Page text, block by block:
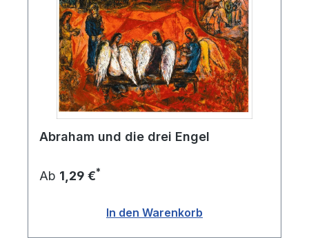
Abraham und die drei Engel
Ab 1,29 €*
In den Warenkorb